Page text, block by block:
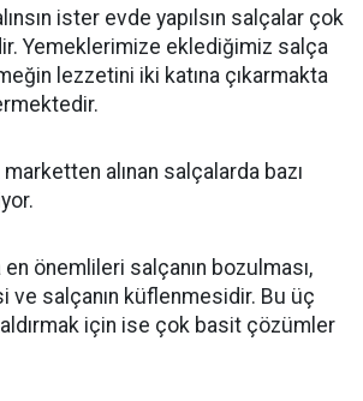
ister evde yapılsın salçalar çok
Yemeklerimize eklediğimiz salça
lezzetini iki katına çıkarmakta
alınan salçalarda bazı
en önemlileri salçanın bozulması,
ve salçanın küflenmesidir. Bu üç
için ise çok basit çözümler